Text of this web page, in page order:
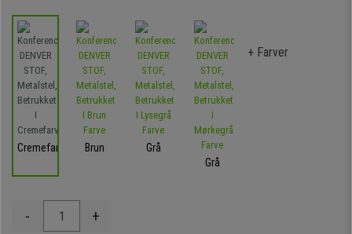
Cremefarvet Brun
Grå
Grå
+ Farver
- +